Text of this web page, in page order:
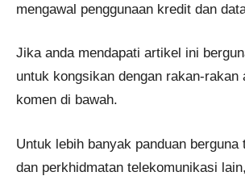
mengawal penggunaan kredit dan
Jika anda mendapati artikel ini
untuk kongsikan dengan rakan-rakan
komen di bawah.
Untuk lebih banyak panduan berguna
dan perkhidmatan telekomunikasi